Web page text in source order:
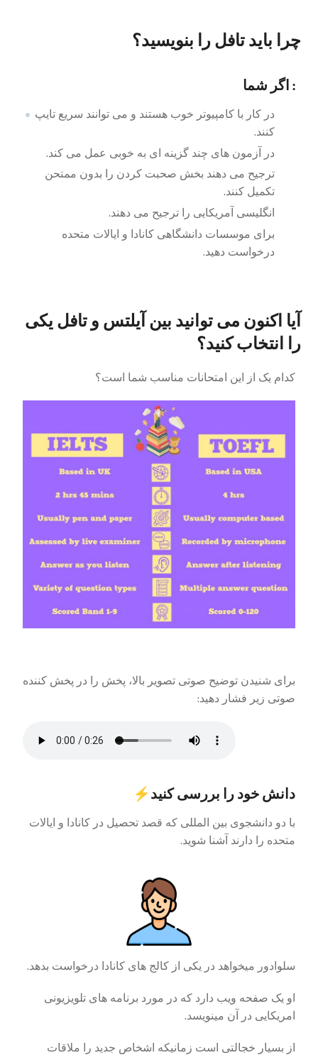
چرا باید تافل را بنویسید؟
اگر شما :
در کار با کامپیوتر خوب هستند و می توانند سریع تایپ
کنند.
در آزمون های چند گزینه ای به خوبی عمل می کند.
ترجیح می دهند بخش صحبت کردن را بدون ممتحن
تکمیل کنند.
انگلیسی آمریکایی را ترجیح می دهند.
برای موسسات دانشگاهی کانادا و ایالات متحده
درخواست دهید.
آیا اکنون می توانید بین آیلتس و تافل یکی
را انتخاب کنید؟
کدام یک از این امتحانات مناسب شما است؟
برای شنیدن توضیح صوتی تصویر بالا، پخش را در پخش کننده
صوتی زیر فشار دهید:
⚡دانش خود را بررسی کنید
با دو دانشجوی بین المللی که قصد تحصیل در کانادا و ایالات
متحده را دارند آشنا شوید.
سلوادور میخواهد در یکی از کالج های کانادا درخواست بدهد.
او یک صفحه ویب دارد که در مورد برنامه های تلویزیونی
امریکایی در آن مینویسد.
از بسیار خجالتی است زمانیکه اشخاص جدید را ملاقات